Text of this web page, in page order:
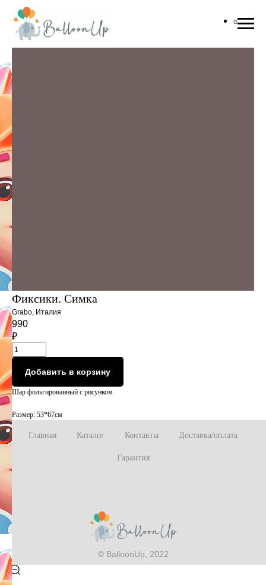
Фиксики. Симка
Grabo, Италия
990
₽
Добавить в корзину
Шар фольгированный с рисунком
Размер: 53*67см
Главная Каталог Контакты Доставка/оплата
Гарантия
© BalloonUp, 2022